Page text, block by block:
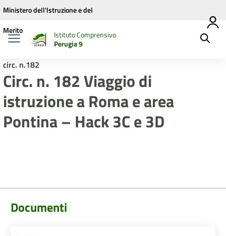
Vai ai contenuti
Vai al menu di navigazione
Vai al footer
Ministero dell'Istruzione e del
Merito
Istituto Comprensivo
Perugia 9
circ. n.182
Circ. n. 182 Viaggio di
istruzione a Roma e area
Pontina – Hack 3C e 3D
Documenti